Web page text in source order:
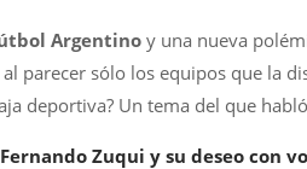
Argentino y una nueva
parecer sólo los equipos que la
deportiva? Un tema del que
Fernando Zuqui y su deseo con